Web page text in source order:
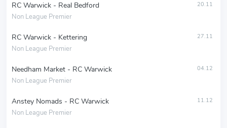
RC Warwick - Real Bedford
Non League Premier
20.11
RC Warwick - Kettering
Non League Premier
27.11
Needham Market - RC Warwick
Non League Premier
04.12
Anstey Nomads - RC Warwick
Non League Premier
11.12